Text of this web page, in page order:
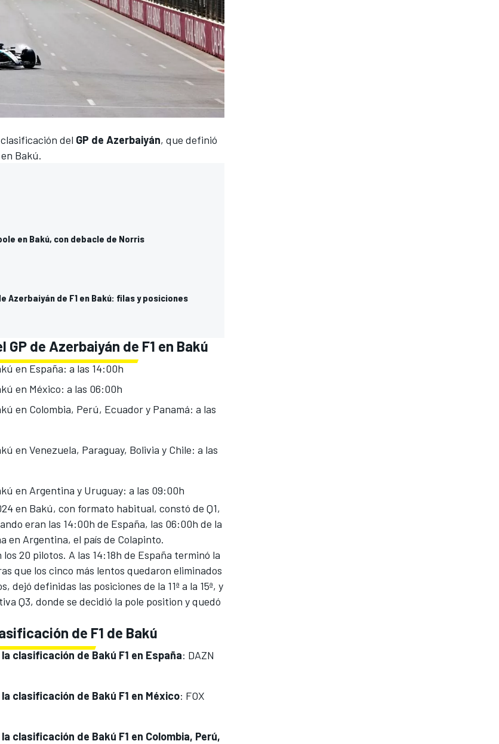
del GP de Azerbaiyán, que definió
Bakú.
en Bakú, con debacle de Norris
Azerbaiyán de F1 en Bakú: filas y posiciones
de Azerbaiyán de F1 en Bakú
en España: a las 14:00h
en México: a las 06:00h
en Colombia, Perú, Ecuador y Panamá: a las
en Venezuela, Paraguay, Bolivia y Chile: a las
en Argentina y Uruguay: a las 09:00h
en Bakú, con formato habitual, constó de Q1,
eran las 14:00h de España, las 06:00h de la
en Argentina, el país de Colapinto.
20 pilotos. A las 14:18h de España terminó la
que los cinco más lentos quedaron eliminados
dejó definidas las posiciones de la 11ª a la 15ª, y
Q3, donde se decidió la pole position y quedó
de F1 de Bakú
clasificación de Bakú F1 en España: DAZN
clasificación de Bakú F1 en México: FOX
clasificación de Bakú F1 en Colombia, Perú,